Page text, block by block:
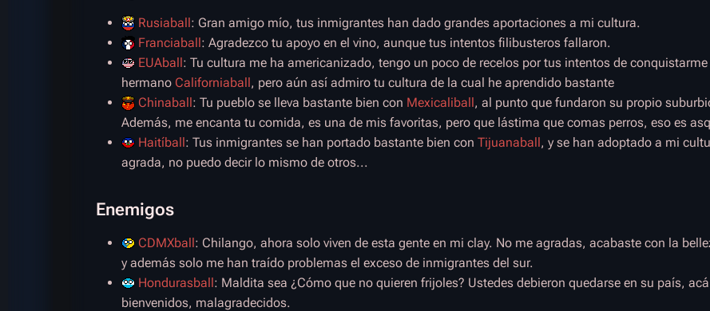
Rusiaball: Gran amigo mío, tus inmigrantes han dado grandes aportaciones a mi cultura.
Franciaball: Agradezco tu apoyo en el vino, aunque tus intentos filibusteros fallaron.
EUAball: Tu cultura me ha americanizado, tengo un poco de recelos por tus intentos de conquistarme
hermano Californiaball, pero aún así admiro tu cultura de la cual he aprendido bastante
Chinaball: Tu pueblo se lleva bastante bien con Mexicaliball, al punto que fundaron su propio
Además, me encanta tu comida, es una de mis favoritas, pero que lástima que comas perros, eso es
Haitíball: Tus inmigrantes se han portado bastante bien con Tijuanaball, y se han adoptado a mi
agrada, no puedo decir lo mismo de otros...
Enemigos
CDMXball: Chilango, ahora solo viven de esta gente en mi clay. No me agradas, acabaste con la
y además solo me han traído problemas el exceso de inmigrantes del sur.
Hondurasball: Maldita sea ¿Cómo que no quieren frijoles? Ustedes debieron quedarse en su país,
bienvenidos, malagradecidos.